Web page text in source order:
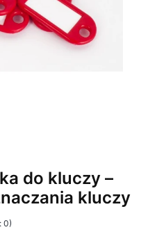
do kluczy –
kluczy
0)